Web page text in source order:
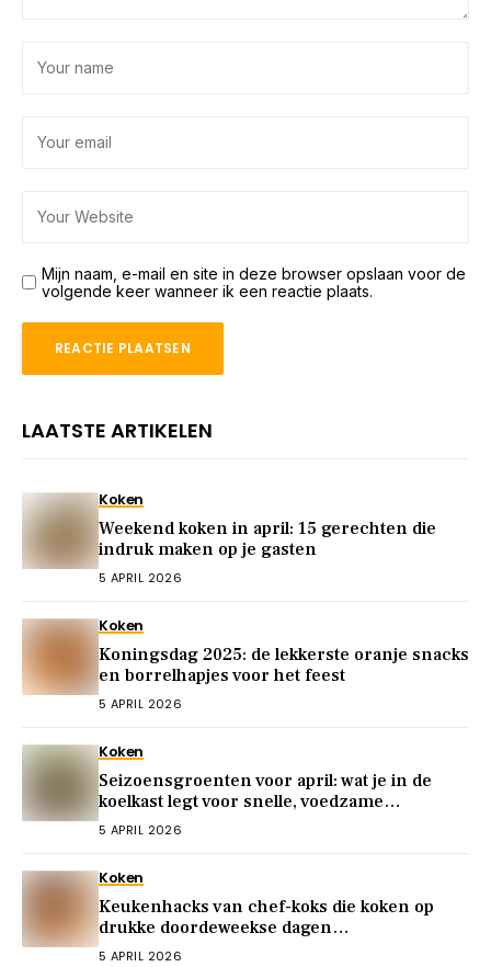
Mijn naam, e-mail en site in deze browser opslaan voor de
volgende keer wanneer ik een reactie plaats.
LAATSTE ARTIKELEN
Koken
Weekend koken in april: 15 gerechten die
indruk maken op je gasten
5 APRIL 2026
Koken
Koningsdag 2025: de lekkerste oranje snacks
en borrelhapjes voor het feest
5 APRIL 2026
Koken
Seizoensgroenten voor april: wat je in de
koelkast legt voor snelle, voedzame
maaltijden
5 APRIL 2026
Koken
Keukenhacks van chef-koks die koken op
drukke doordeweekse dagen
vereenvoudigen
5 APRIL 2026